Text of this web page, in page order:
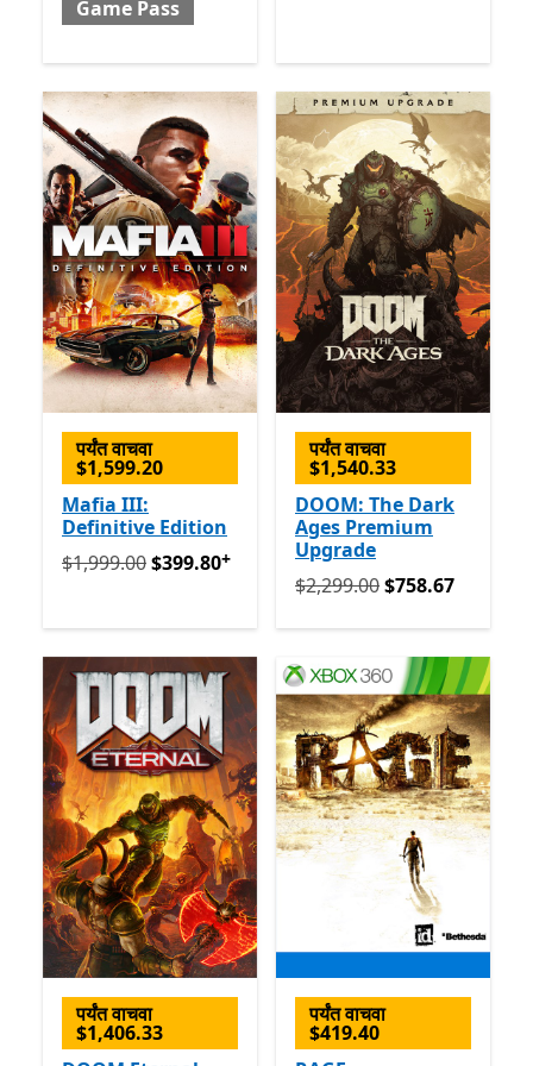
Game Pass
पर्यंत वाचवा
$1,599.20
Mafia III:
Definitive Edition
मूलतः $1,999.00 आता $399.80अॅप खरेदीमधले ऑफर्स
$1,999.00$399.80+
पर्यंत वाचवा
$1,540.33
DOOM: The Dark
Ages Premium
Upgrade
मूलतः $2,299.00 आता $758.67
$2,299.00$758.67
पर्यंत वाचवा
$1,406.33
पर्यंत वाचवा
$419.40